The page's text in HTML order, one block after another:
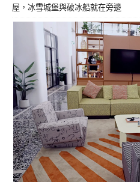
屋，冰雪城堡與破冰船就在旁邊